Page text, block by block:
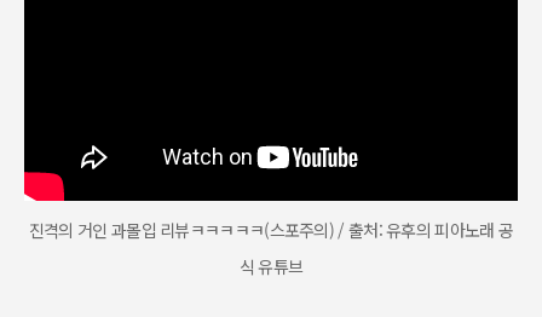
진격의 거인 과몰입 리뷰ㅋㅋㅋㅋㅋ(스포주의) / 출처: 유후의 피아노래 공
식 유튜브